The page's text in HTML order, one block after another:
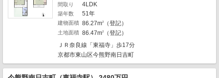
1
1
13
間取り 4LDK
築年数 51年
建物面積 86.27m2 （登記）
土地面積 86.47m2
（登記）
ＪＲ奈良線「東福寺」歩17分
京都市東山区今熊野南日吉町